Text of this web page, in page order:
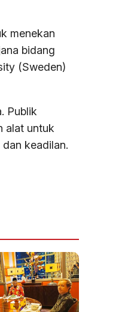
menekan
bidang
(Sweden)
Publik
alat untuk
keadilan.